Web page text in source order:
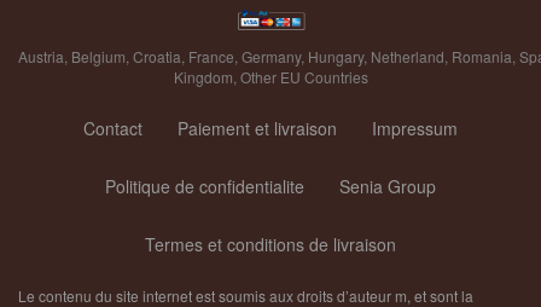
Austria Belgium Croatia France Germany, Hungary, Netherland Romania
Kingdom Other EU Countries
Contact Paiement et livraison Impressum
Politique de confidentialite Senia Group
Termes et conditions de livraison
Le contenu du site internet est soumis aux droits d’auteur m, et sont la